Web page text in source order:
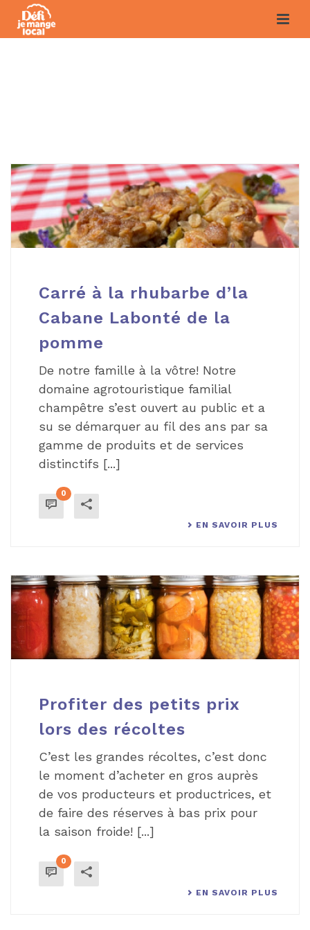
Carré à la rhubarbe d’la
Cabane Labonté de la
pomme
De notre famille à la vôtre! Notre
domaine agrotouristique familial
champêtre s’est ouvert au public et a
su se démarquer au fil des ans par sa
gamme de produits et de services
distinctifs [...]
0
EN SAVOIR PLUS
Profiter des petits prix
lors des récoltes
C’est les grandes récoltes, c’est donc
le moment d’acheter en gros auprès
de vos producteurs et productrices, et
de faire des réserves à bas prix pour
la saison froide! [...]
0
EN SAVOIR PLUS